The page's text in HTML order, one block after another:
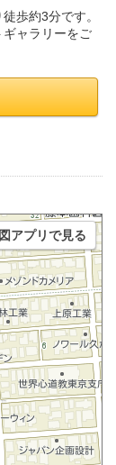
歩約3分です。
ャラリーをご
アプリで見る